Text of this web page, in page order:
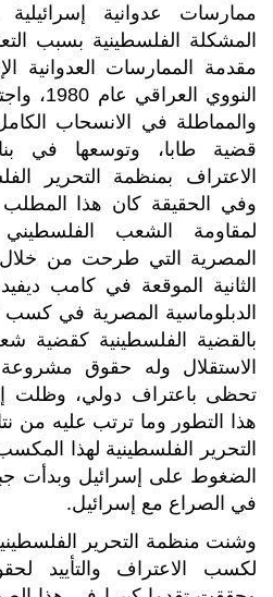
ممارسات عدوانية
المشكلة الفلسطينية بسبب
مقدمة الممارسات العدوانية
والمماطلة في الانسحاب
قضية طابا، وتوسعها في
الاعتراف بمنظمة التحرير
وفي الحقيقة كان هذا
لمقاومة الشعب الفلسطيني
المصرية التي طرحت من خلال
الدبلوماسية المصرية في
بالقضية الفلسطينية
الاستقلال وله حقوق
تحظى باعتراف دولي، وظلت
هذا التطور وما ترتب عليه من
التحرير الفلسطينية لهذا
الضغوط على إسرائيل وبدأت
في الصراع مع إسرائيل.
وشنت منظمة التحرير
لكسب الاعتراف والتأييد